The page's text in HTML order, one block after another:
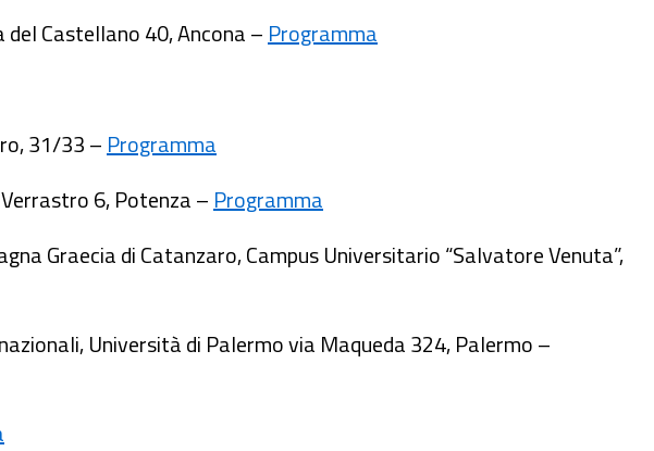
Castellano 40, Ancona – Programma
31/33 – Programma
6, Potenza – Programma
Graecia di Catanzaro, Campus Universitario “Salvatore Venuta”,
Università di Palermo via Maqueda 324, Palermo –